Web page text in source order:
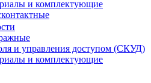
и комплектующие
и управления доступом (СКУД)
и комплектующие